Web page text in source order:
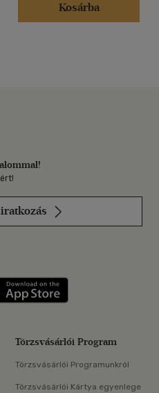
Kosárba
LinkedInen
Szerezd meg: Google
Törzsvásárlói Program
Törzsvásárlói Programunkról
Törzsvásárlói Kártya egyenlege